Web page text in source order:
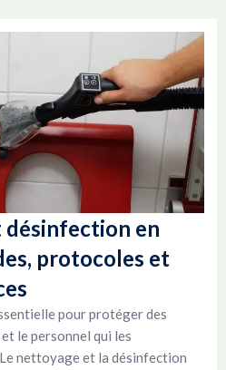
en
protocoles et
pour protéger des
le personnel qui les
nettoyage et la désinfection